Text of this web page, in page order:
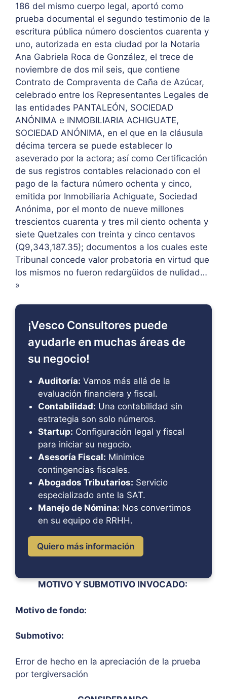
186 del mismo cuerpo legal, aportó como
prueba documental el segundo testimonio de la
escritura pública número doscientos cuarenta y
uno, autorizada en esta ciudad por la Notaria
Ana Gabriela Roca de González, el trece de
noviembre de dos mil seis, que contiene
Contrato de Compraventa de Caña de Azúcar,
celebrado entre los Representantes Legales de
las entidades PANTALEÓN, SOCIEDAD
ANÓNIMA e INMOBILIARIA ACHIGUATE,
SOCIEDAD ANÓNIMA, en el que en la cláusula
décima tercera se puede establecer lo
aseverado por la actora; así como Certificación
de sus registros contables relacionado con el
pago de la factura número ochenta y cinco,
emitida por Inmobiliaria Achiguate, Sociedad
Anónima, por el monto de nueve millones
trescientos cuarenta y tres mil ciento ochenta y
siete Quetzales con treinta y cinco centavos
(Q9,343,187.35); documentos a los cuales este
Tribunal concede valor probatoria en virtud que
los mismos no fueron redargüidos de nulidad…
»
¡Vesco Consultores puede
ayudarle en muchas áreas de
su negocio!
Auditoría: Vamos más allá de la
evaluación financiera y fiscal.
Contabilidad: Una contabilidad sin
estrategia son solo números.
Startup: Configuración legal y fiscal
para iniciar su negocio.
Asesoría Fiscal: Minimice
contingencias fiscales.
Abogados Tributarios: Servicio
especializado ante la SAT.
Manejo de Nómina: Nos convertimos
en su equipo de RRHH.
Quiero más información
MOTIVO Y SUBMOTIVO INVOCADO:
Motivo de fondo:
Submotivo:
Error de hecho en la apreciación de la prueba
por tergiversación